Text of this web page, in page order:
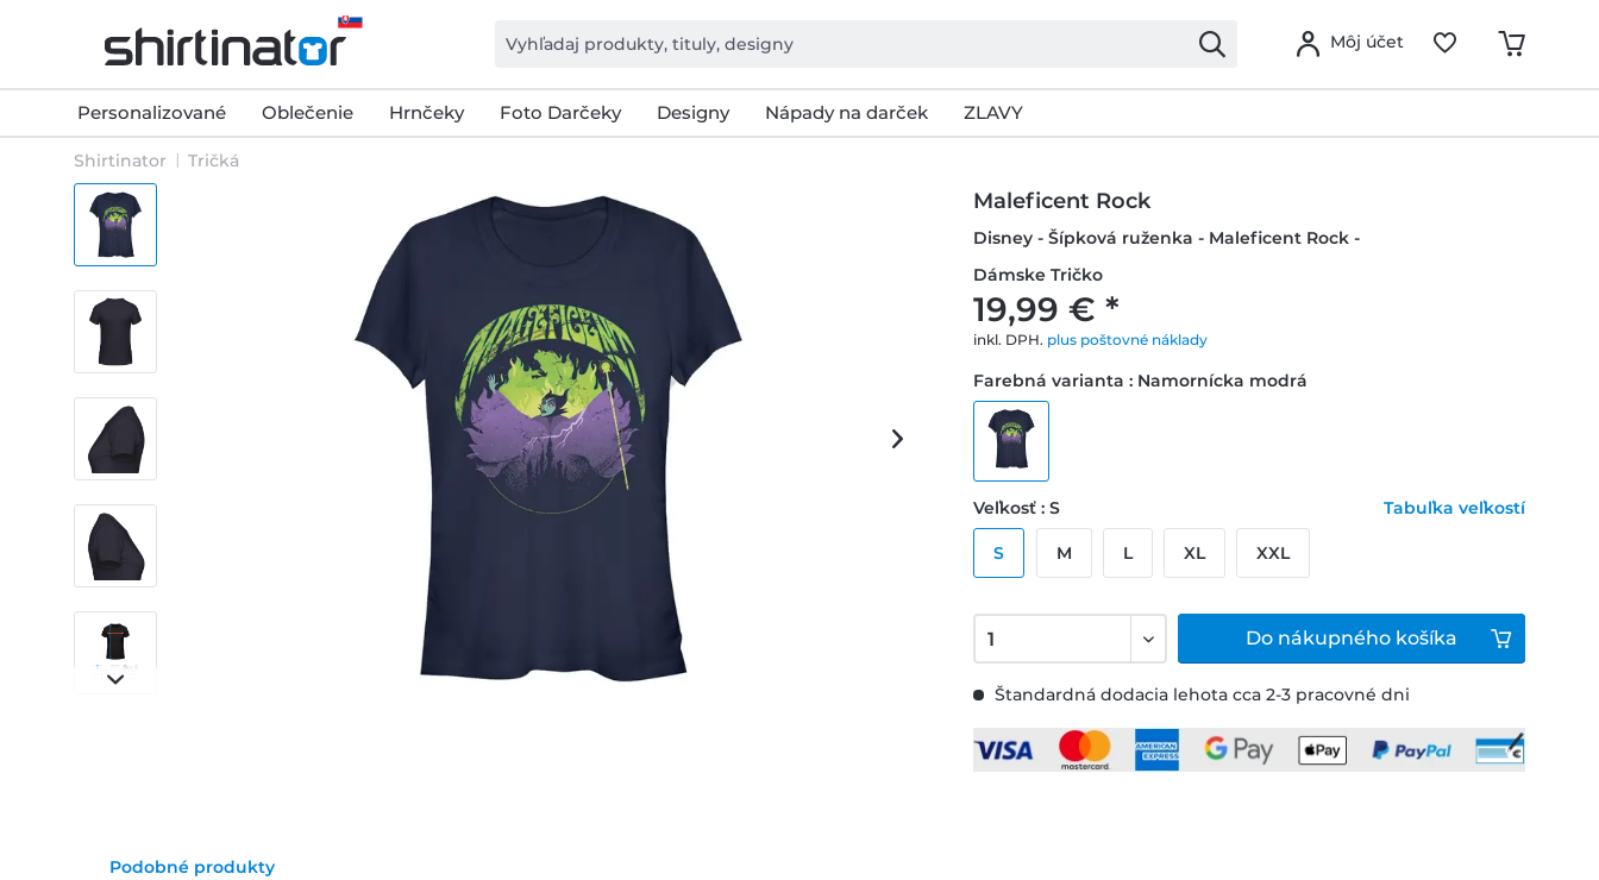
Môj účet
Personalizované Oblečenie Hrnčeky Foto Darčeky Designy Nápady na darček ZLAVY
Shirtinator Tričká
Maleficent Rock
Disney - Šípková ruženka - Maleficent Rock -
Dámske Tričko
19,99 € *
inkl. DPH. plus poštovné náklady
Štandardná dodacia lehota cca 2-3 pracovné dni
Farebná varianta : Namornícka modrá
Veľkosť : S Tabuľka veľkostí
S M L XL XXL
Do nákupného košíka
Podobné produkty